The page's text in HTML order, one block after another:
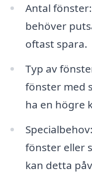
Antal
behöver
oftast spara.
Typ av
fönster med
ha en högre
fönster eller
kan detta